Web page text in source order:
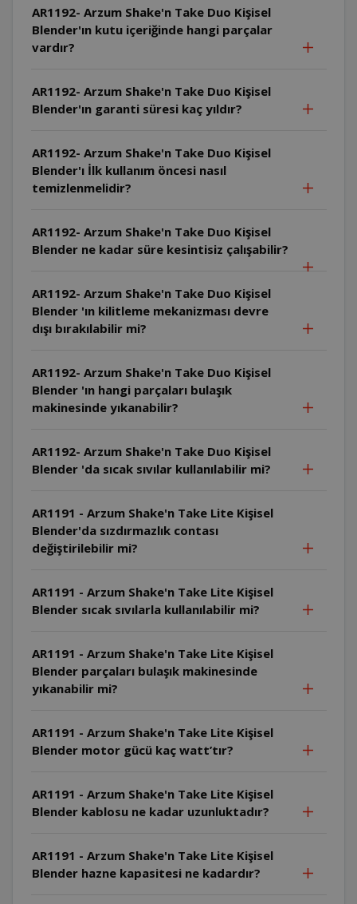
AR1192- Arzum Shake'n Take Duo Kişisel
Blender'ın kutu içeriğinde hangi parçalar
vardır?
AR1192- Arzum Shake'n Take Duo Kişisel
Blender'ın garanti süresi kaç yıldır?
AR1192- Arzum Shake'n Take Duo Kişisel
Blender'ı İlk kullanım öncesi nasıl
temizlenmelidir?
AR1192- Arzum Shake'n Take Duo Kişisel
Blender ne kadar süre kesintisiz çalışabilir?
AR1192- Arzum Shake'n Take Duo Kişisel
Blender 'ın kilitleme mekanizması devre
dışı bırakılabilir mi?
AR1192- Arzum Shake'n Take Duo Kişisel
Blender 'ın hangi parçaları bulaşık
makinesinde yıkanabilir?
AR1192- Arzum Shake'n Take Duo Kişisel
Blender 'da sıcak sıvılar kullanılabilir mi?
AR1191 - Arzum Shake'n Take Lite Kişisel
Blender'da sızdırmazlık contası
değiştirilebilir mi?
AR1191 - Arzum Shake'n Take Lite Kişisel
Blender sıcak sıvılarla kullanılabilir mi?
AR1191 - Arzum Shake'n Take Lite Kişisel
Blender parçaları bulaşık makinesinde
yıkanabilir mi?
AR1191 - Arzum Shake'n Take Lite Kişisel
Blender motor gücü kaç watt’tır?
AR1191 - Arzum Shake'n Take Lite Kişisel
Blender kablosu ne kadar uzunluktadır?
AR1191 - Arzum Shake'n Take Lite Kişisel
Blender hazne kapasitesi ne kadardır?